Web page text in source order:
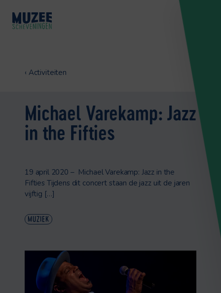
‹ Activiteiten
Michael Varekamp: Jazz
in the Fifties
19 april 2020 – Michael Varekamp: Jazz in the
Fifties Tijdens dit concert staan de jazz uit de jaren
vijftig […]
MUZIEK